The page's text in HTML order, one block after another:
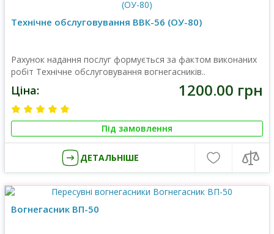
Технічне обслуговування ВВК-56 (ОУ-80)
Рахунок надання послуг формується за фактом виконаних
робіт Технічне обслуговування вогнегасників..
Ціна: 1200.00 грн
Під замовлення
ДЕТАЛЬНІШЕ
Вогнегасник ВП-50